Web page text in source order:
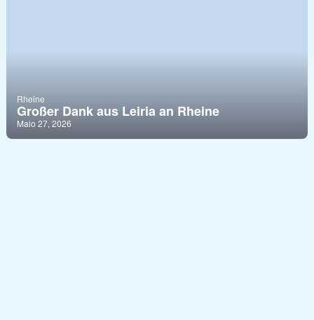
Rheine
Großer Dank aus Leiria an Rheine
Maio 27, 2026